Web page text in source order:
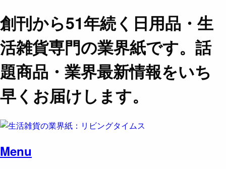
創刊から51年続く日用品・生
活雑貨専門の業界紙です。話
題商品・業界最新情報をいち
早くお届けします。
Menu